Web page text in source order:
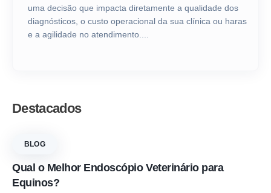
uma decisão que impacta diretamente a qualidade dos
diagnósticos, o custo operacional da sua clínica ou haras
e a agilidade no atendimento....
Destacados
BLOG
Qual o Melhor Endoscópio Veterinário para
Equinos?